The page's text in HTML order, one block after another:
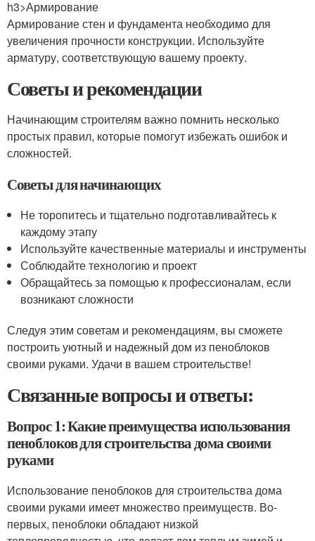
h3>Армирование
Армирование стен и фундамента необходимо для
увеличения прочности конструкции. Используйте
арматуру, соответствующую вашему проекту.
Советы и рекомендации
Начинающим строителям важно помнить несколько
простых правил, которые помогут избежать ошибок и
сложностей.
Советы для начинающих
Не торопитесь и тщательно подготавливайтесь к
каждому этапу
Используйте качественные материалы и инструменты
Соблюдайте технологию и проект
Обращайтесь за помощью к профессионалам, если
возникают сложности
Следуя этим советам и рекомендациям, вы сможете
построить уютный и надежный дом из пеноблоков
своими руками. Удачи в вашем строительстве!
Связанные вопросы и ответы:
Вопрос 1: Какие преимущества использования
пеноблоков для строительства дома своими
руками
Использование пеноблоков для строительства дома
своими руками имеет множество преимуществ. Во-
первых, пеноблоки обладают низкой